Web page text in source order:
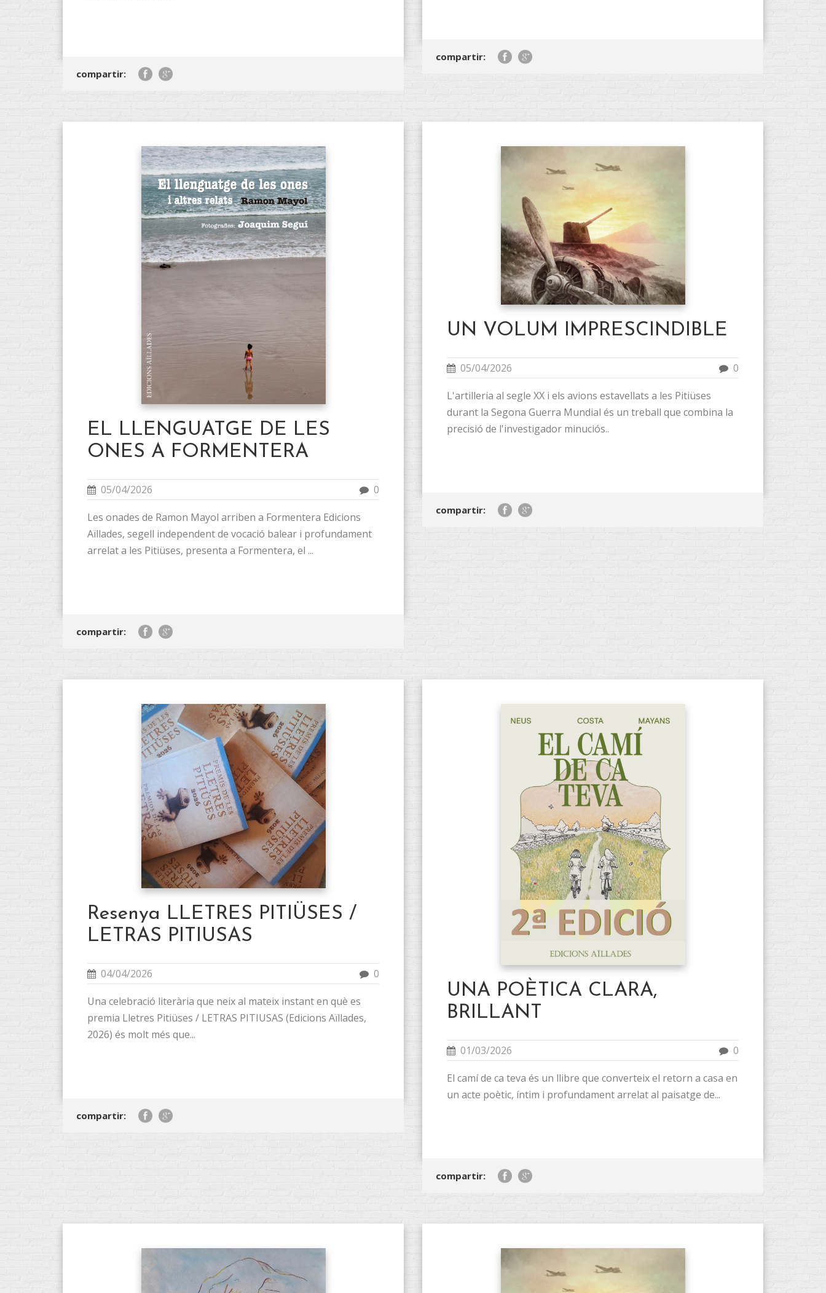
compartir:
compartir:
EL LLENGUATGE DE LES
ONES A FORMENTERA
05/04/2026 0
Les onades de Ramon Mayol arriben a Formentera Edicions
Aïllades, segell independent de vocació balear i profundament
arrelat a les Pitiüses, presenta a Formentera, el ...
compartir:
UN VOLUM IMPRESCINDIBLE
05/04/2026 0
L'artilleria al segle XX i els avions estavellats a les Pitiüses
durant la Segona Guerra Mundial és un treball que combina la
precisió de l'investigador minuciós..
compartir:
Resenya LLETRES PITIÜSES /
LETRAS PITIUSAS
04/04/2026 0
Una celebració literària que neix al mateix instant en què es
premia Lletres Pitiüses / LETRAS PITIUSAS (Edicions Aïllades,
2026) és molt més que...
compartir:
UNA POÈTICA CLARA,
BRILLANT
01/03/2026 0
El camí de ca teva és un llibre que converteix el retorn a casa en
un acte poètic, íntim i profundament arrelat al paisatge de...
compartir: